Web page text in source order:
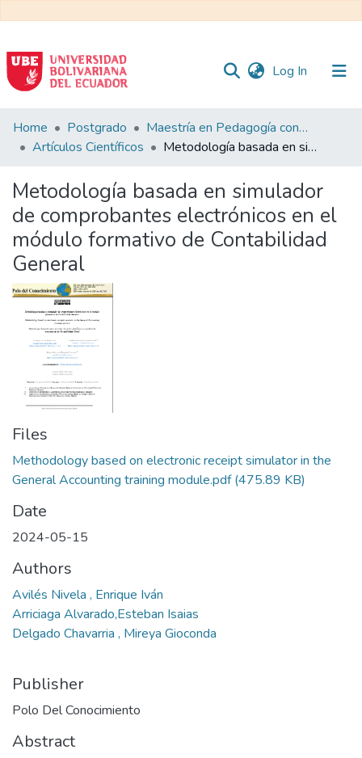
Log In (current)
Communities
&
All of DSpace
Statistics
Home Postgrado
Maestría en Pedagogía con Mención en Formación Técnica y Profesional
Artículos Científicos
Metodología basada en simulador de comprobantes electrónicos en el módulo formativo de Contabilidad General
Metodología basada en simulador
de comprobantes electrónicos en el
módulo formativo de Contabilidad
General
Files
Methodology based on electronic receipt simulator in the
General Accounting training module.pdf(475.89 KB)
Date
2024-05-15
Authors
Avilés Nivela , Enrique Iván
Arriciaga Alvarado,Esteban Isaias
Delgado Chavarria , Mireya Gioconda
Publisher
Polo Del Conocimiento
Abstract